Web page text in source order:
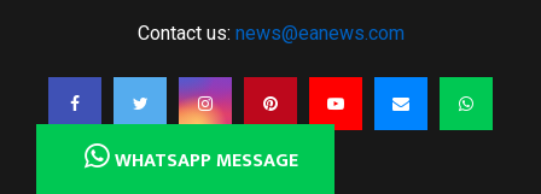
Contact us: news@eanews.com
WHATSAPP MESSAGE